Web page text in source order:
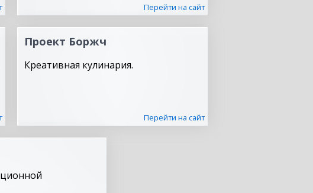
Перейти на сайт
Проект Боржч
Креативная кулинария.
Перейти на сайт